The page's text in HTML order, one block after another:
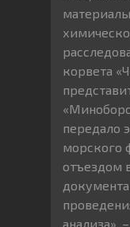
корвета
передало
морского
отъездом
анализа»,